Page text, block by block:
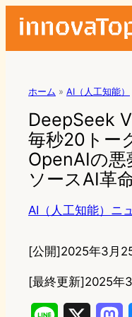
ホーム » AI（人工知能）
DeepSeek
毎秒20トー
OpenAIの悪
ソースAI革
AI（人工知能）ニ
[公開]2025年3月
[最終更新]2025年